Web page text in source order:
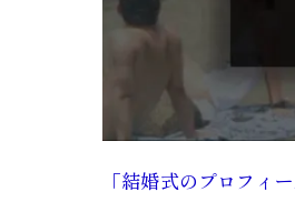
「結婚式のプロフィ